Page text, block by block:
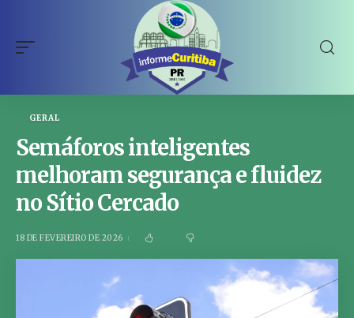
GERAL
Semáforos inteligentes
melhoram segurança e fluidez
no Sítio Cercado
18 DE FEVEREIRO DE 2026